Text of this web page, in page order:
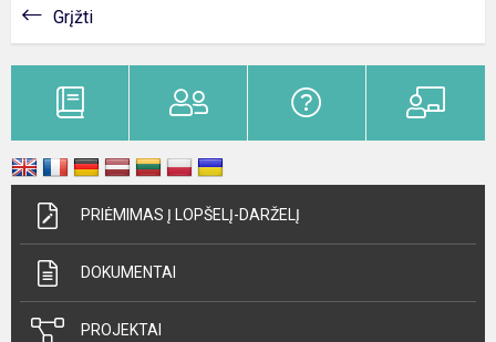
Grįžti
PRIĖMIMAS Į LOPŠELĮ-DARŽELĮ
DOKUMENTAI
PROJEKTAI